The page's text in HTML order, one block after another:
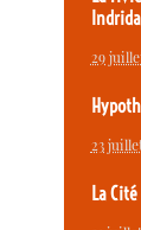
29
23
La